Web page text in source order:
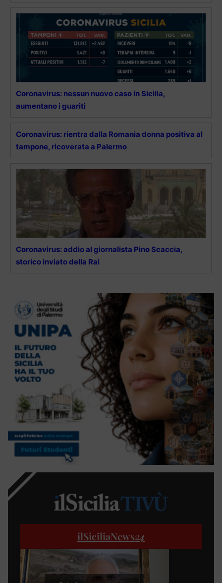
Coronavirus: nessun nuovo caso in Sicilia,
aumentano i guariti
Coronavirus: rientra dalla Romania donna positiva al
tampone, ricoverata a Palermo
Coronavirus: addio al giornalista Pino Scaccia,
storico inviato della Rai
ilSiciliaNews24